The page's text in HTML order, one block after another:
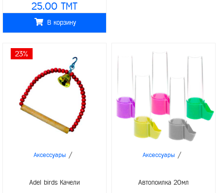
25.00 TMT
В корзину
23%
Аксессуары /
Adel birds Качели
Аксессуары /
Автопоилка 20мл